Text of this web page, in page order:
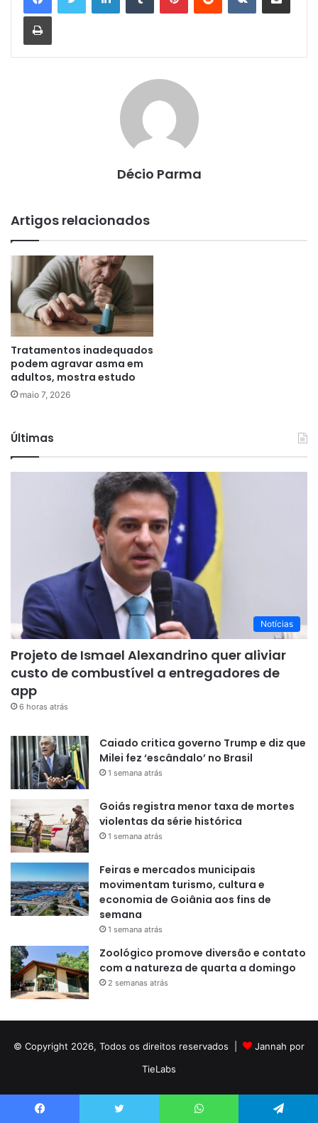
Imprimir
Décio Parma
Artigos relacionados
Tratamentos inadequados
podem agravar asma em
adultos, mostra estudo
maio 7, 2026
Últimas
Notícias
Projeto de Ismael Alexandrino quer aliviar
custo de combustível a entregadores de
app
6 horas atrás
Caiado critica governo Trump e diz que
Milei fez ‘escândalo’ no Brasil
1 semana atrás
Goiás registra menor taxa de mortes
violentas da série histórica
1 semana atrás
Feiras e mercados municipais
movimentam turismo, cultura e
economia de Goiânia aos fins de
semana
1 semana atrás
Zoológico promove diversão e contato
com a natureza de quarta a domingo
2 semanas atrás
© Copyright 2026, Todos os direitos reservados |
Jannah por
TieLabs